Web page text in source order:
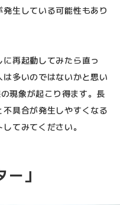
生している可能性もあり
に再起動してみたら直っ
多いのではないかと思い
現象が起こり得ます。長
具合が発生しやすくなる
てみてください。
」